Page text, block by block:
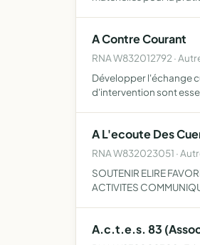
A Contre Courant
RNA W832012792 ·
Développer l'échange
d'intervention sont
A L'ecoute Des
RNA W832023051 ·
SOUTENIR ELIRE
ACTIVITES
A.c.t.e.s. 83